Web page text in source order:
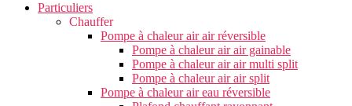
Particuliers
Chauffer
Pompe à chaleur air air réversible
Pompe à chaleur air air gainable
Pompe à chaleur air air multi split
Pompe à chaleur air air split
Pompe à chaleur air eau réversible